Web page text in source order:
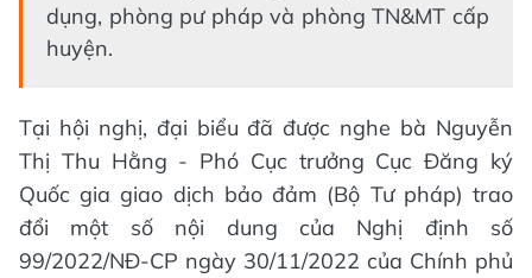
dụng, phòng pư pháp và phòng TN&MT cấp
huyện.
Tại hội nghị, đại biểu đã được nghe bà Nguyễn
Thị Thu Hằng - Phó Cục trưởng Cục Đăng ký
Quốc gia giao dịch bảo đảm (Bộ Tư pháp) trao
đổi một số nội dung của Nghị định số
99/2022/NĐ-CP ngày 30/11/2022 của Chính phủ